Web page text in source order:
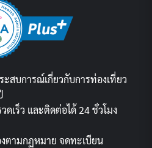
สบการณ์เกี่ยวกับการท่องเที่ยว
ดเร็ว และติดต่อได้ 24 ชั่วโมง
ตามกฏหมาย จดทะเบียน